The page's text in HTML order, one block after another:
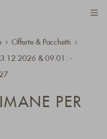
Offerte & Pacchetti
& 09.01. -
PER